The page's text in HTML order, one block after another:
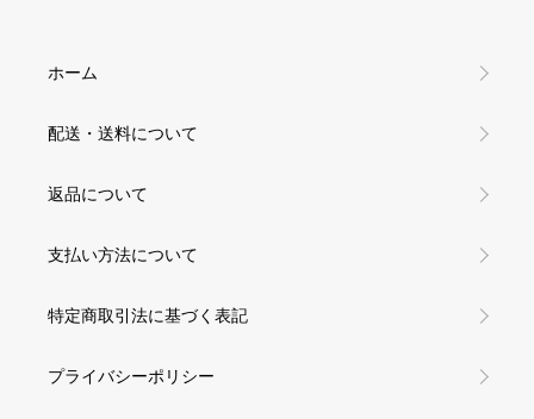
ホーム
配送・送料について
返品について
支払い方法について
特定商取引法に基づく表記
プライバシーポリシー